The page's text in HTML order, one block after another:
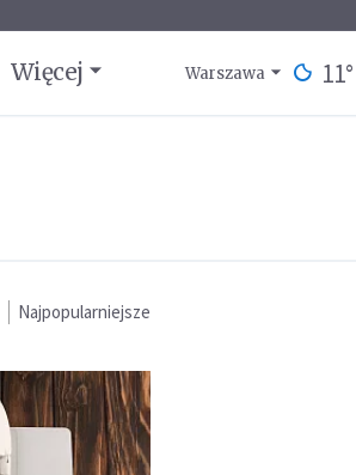
Więcej Warszawa 11°
Najpopularniejsze